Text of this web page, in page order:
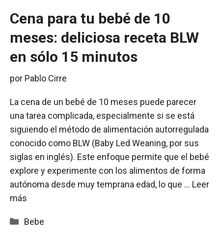
Cena para tu bebé de 10
meses: deliciosa receta BLW
en sólo 15 minutos
por Pablo Cirre
La cena de un bebé de 10 meses puede parecer
una tarea complicada, especialmente si se está
siguiendo el método de alimentación autorregulada
conocido como BLW (Baby Led Weaning, por sus
siglas en inglés). Este enfoque permite que el bebé
explore y experimente con los alimentos de forma
autónoma desde muy temprana edad, lo que … Leer
más
Categorías
Bebe